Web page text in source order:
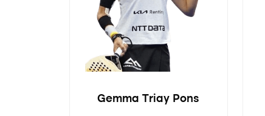
Gemma Triay Pons